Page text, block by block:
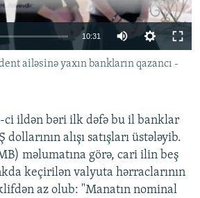
ISTIFADƏ
TELEFONUNUZDA 10:31
ailəsinə yaxın bankların qazancı -
ci ildən bəri ilk dəfə bu il banklar
alışı satışları üstələyib.
məlumatına görə, cari ilin beş
keçirilən valyuta hərraclarının
az olub: "Manatın nominal